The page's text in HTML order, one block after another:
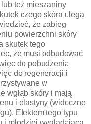
też mieszaniny
czego skóra ulega
że zabieg
powierzchni skóry
skutek tego
że musi odbudować
do pobudzenia
do regeneracji i
w
wgłąb skóry i mają
i elastyny (widoczne
Efektem tego typu